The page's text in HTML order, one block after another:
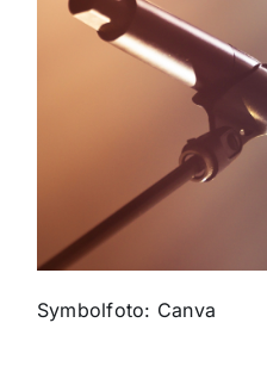
Polizeimeldungen
Themen und Termine
Gewinnspiele
Symbolfoto: Canva